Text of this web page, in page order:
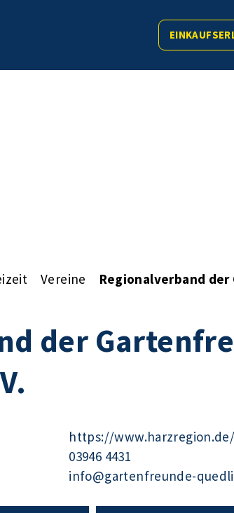
Vereine Regionalverband
der
https://www.harzregion.de/
03946 4431
info@gartenfreunde-